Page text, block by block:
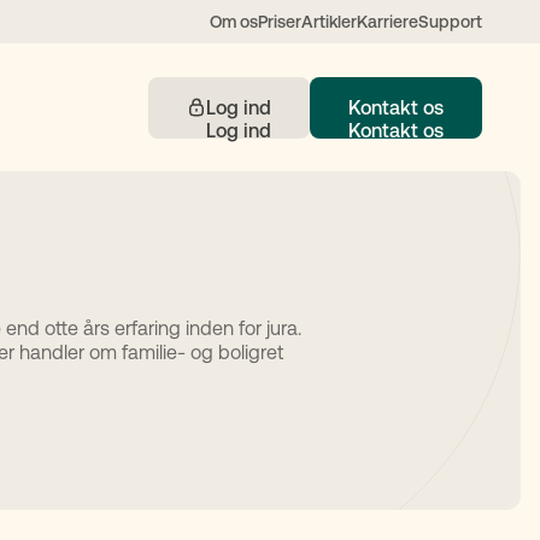
Om osPriserArtiklerKarriereSupport
Log ind Kontakt os
otte års erfaring inden for jura.
handler om familie- og boligret
understøttet af AI